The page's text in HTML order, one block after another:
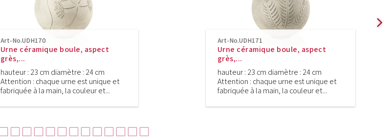
Art-No.UDH170
Urne céramique boule, aspect
grès,...
hauteur : 23 cm diamètre : 24 cm
Attention : chaque urne est unique et
fabriquée à la main, la couleur et...
Art-No.UDH171
Urne céramique boule, aspect
grès,...
hauteur : 23 cm diamètre : 24 cm
Attention : chaque urne est unique et
fabriquée à la main, la couleur et...